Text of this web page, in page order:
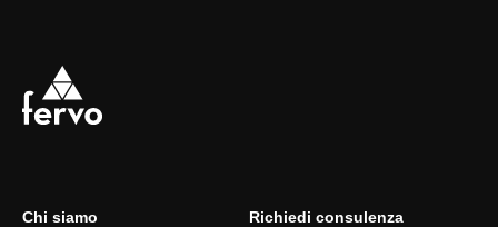
Chi siamo Richiedi consulenza